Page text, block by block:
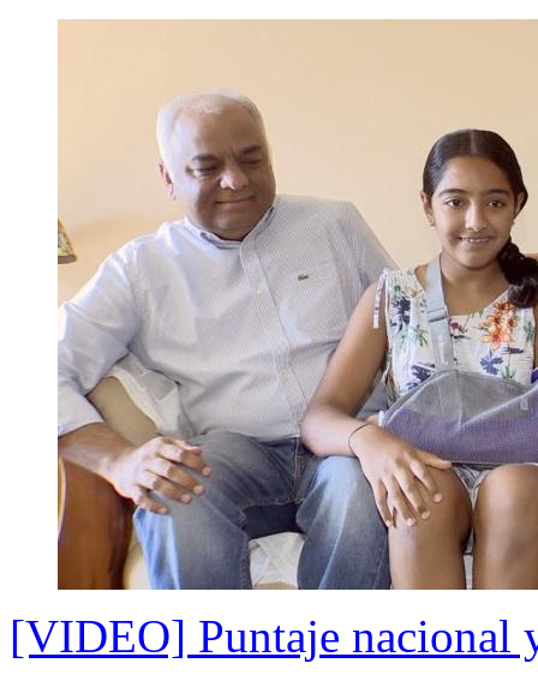
[VIDEO] Puntaje nacional